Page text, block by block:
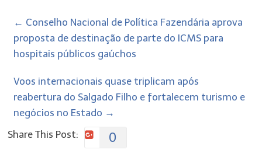
← Conselho Nacional de Política Fazendária aprova
proposta de destinação de parte do ICMS para
hospitais públicos gaúchos
Voos internacionais quase triplicam após
reabertura do Salgado Filho e fortalecem turismo e
negócios no Estado →
Share This Post:
0